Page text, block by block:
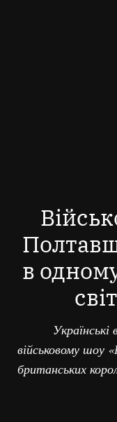
в
Українські
військовому шоу
британських